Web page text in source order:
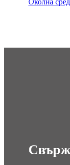
Околна